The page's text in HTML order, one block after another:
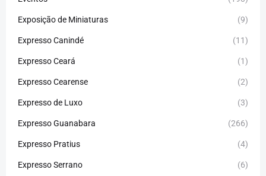
Exposição de Miniaturas (9)
Expresso Canindé (11)
Expresso Ceará (1)
Expresso Cearense (2)
Expresso de Luxo (3)
Expresso Guanabara (266)
Expresso Pratius (4)
Expresso Serrano (6)